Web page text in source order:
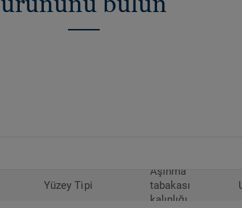
Yüzey Tipi
Aşınma
tabakası
kalınlığı